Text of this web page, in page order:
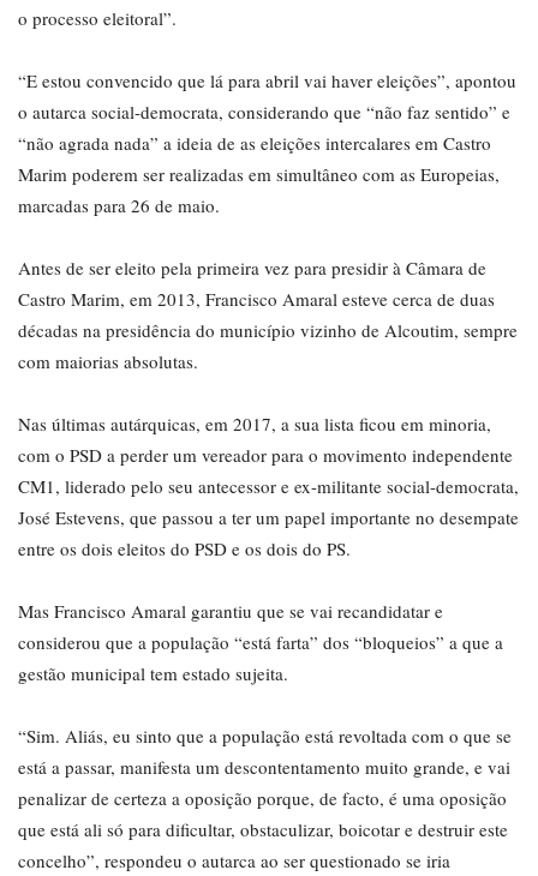
o processo eleitoral”.
“E estou convencido que lá para abril vai haver eleições”, apontou
o autarca social-democrata, considerando que “não faz sentido” e
“não agrada nada” a ideia de as eleições intercalares em Castro
Marim poderem ser realizadas em simultâneo com as Europeias,
marcadas para 26 de maio.
Antes de ser eleito pela primeira vez para presidir à Câmara de
Castro Marim, em 2013, Francisco Amaral esteve cerca de duas
décadas na presidência do município vizinho de Alcoutim, sempre
com maiorias absolutas.
Nas últimas autárquicas, em 2017, a sua lista ficou em minoria,
com o PSD a perder um vereador para o movimento independente
CM1, liderado pelo seu antecessor e ex-militante social-democrata,
José Estevens, que passou a ter um papel importante no desempate
entre os dois eleitos do PSD e os dois do PS.
Mas Francisco Amaral garantiu que se vai recandidatar e
considerou que a população “está farta” dos “bloqueios” a que a
gestão municipal tem estado sujeita.
“Sim. Aliás, eu sinto que a população está revoltada com o que se
está a passar, manifesta um descontentamento muito grande, e vai
penalizar de certeza a oposição porque, de facto, é uma oposição
que está ali só para dificultar, obstaculizar, boicotar e destruir este
concelho”, respondeu o autarca ao ser questionado se iria